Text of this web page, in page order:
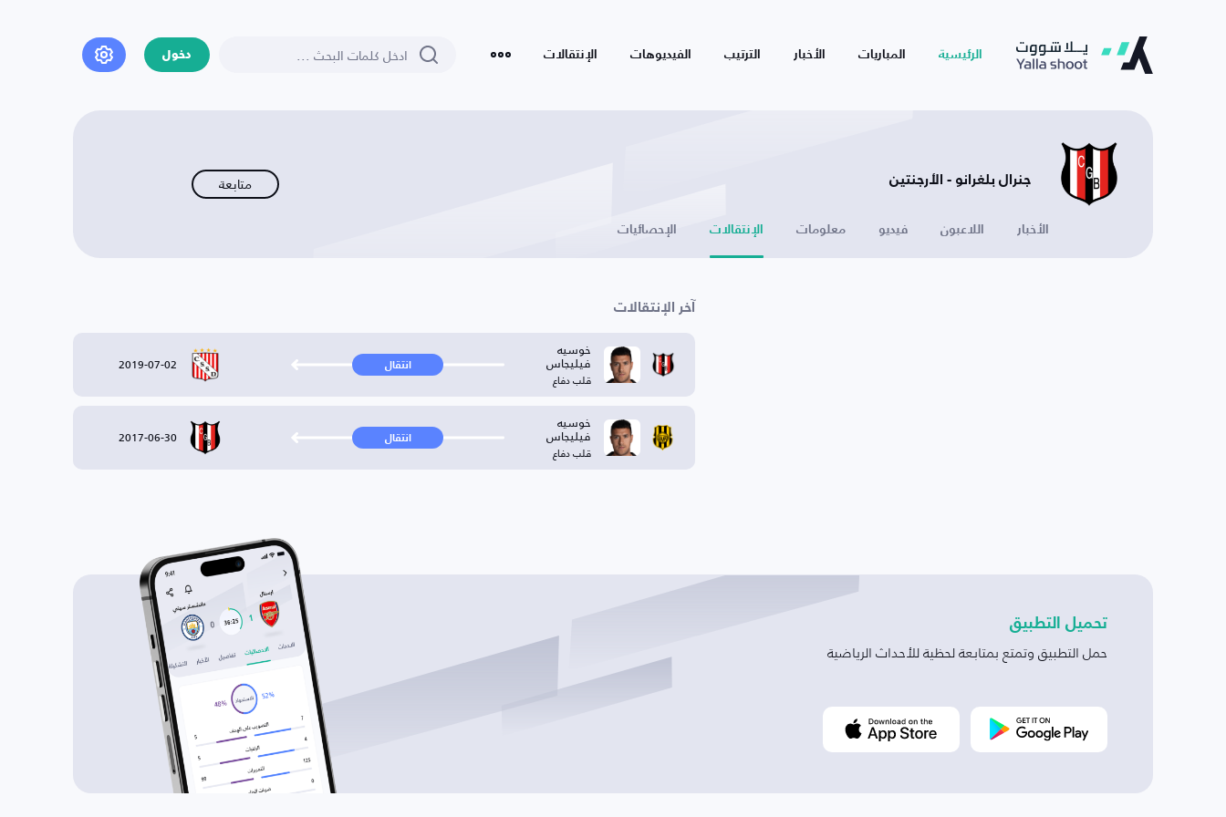
الرئيسية المباريات الأخبار الترتيب الفيديوهات الإنتقالات دخول
جنرال بلغرانو - الأرجنتين متابعة
الأخبار اللاعبون فيديو معلومات الإنتقالات الإحصائيات
آخر الإنتقالات
خوسيه
فيليجاس
قلب دفاع
انتقال 2019-07-02
خوسيه
فيليجاس
قلب دفاع
انتقال 2017-06-30
تحميل التطبيق
حمل التطبيق وتمتع بمتابعة لحظية للأحداث الرياضية